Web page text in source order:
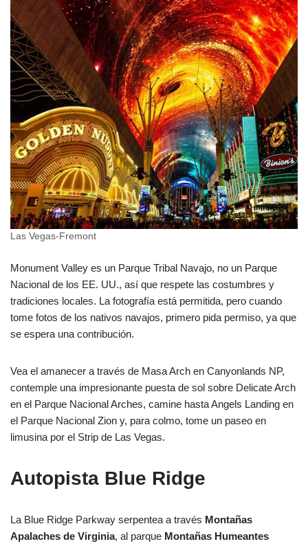
Las Vegas-Fremont
Monument Valley es un Parque Tribal Navajo, no un Parque
Nacional de los EE. UU., así que respete las costumbres y
tradiciones locales. La fotografía está permitida, pero cuando
tome fotos de los nativos navajos, primero pida permiso, ya que
se espera una contribución.
Vea el amanecer a través de Masa Arch en Canyonlands NP,
contemple una impresionante puesta de sol sobre Delicate Arch
en el Parque Nacional Arches, camine hasta Angels Landing en
el Parque Nacional Zion y, para colmo, tome un paseo en
limusina por el Strip de Las Vegas.
Autopista Blue Ridge
La Blue Ridge Parkway serpentea a través Montañas
Apalaches de Virginia, al parque Montañas Humeantes